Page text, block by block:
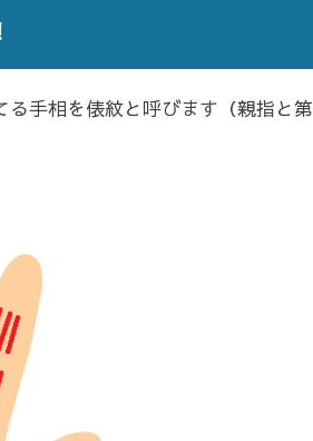
手相を俵紋と呼びます（親指と第